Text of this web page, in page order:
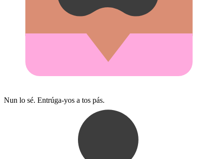
Nun lo sé. Entrúga-yos a tos pás.